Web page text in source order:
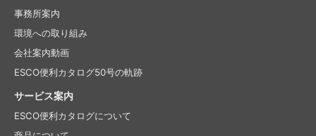
事務所案内
環境への取り組み
会社案内動画
ESCO便利カタログ50号の軌跡
サービス案内
ESCO便利カタログについて